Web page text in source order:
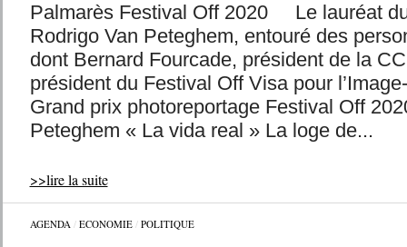
Palmarès Festival Off 2020 Le lauréat
Rodrigo Van Peteghem, entouré des
dont Bernard Fourcade, président de la
président du Festival Off Visa pour
Grand prix photoreportage Festival Off
Peteghem « La vida real » La loge de...
>>lire la suite
AGENDA/ ECONOMIE/ POLITIQUE